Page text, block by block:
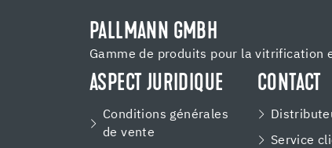
PALLMANN GMBH
Gamme de produits pour la vitrification
ASPECT JURIDIQUE
Conditions générales
de vente
CONTACT
Service